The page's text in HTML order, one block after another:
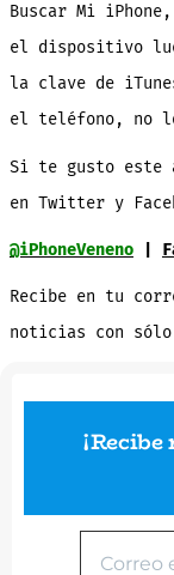
Buscar Mi
el dispositivo
la clave de
el teléfono, no
Si te gusto este
en Twitter y
@iPhoneVeneno|
Recibe en tu
noticias con sólo